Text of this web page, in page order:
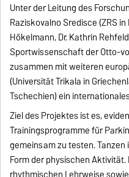
Unter der Leitung des
Raziskovalno Sredisce (ZRS
Hökelmann, Dr. Kathrin
Sportwissenschaft der Otto-
zusammen mit weiteren
(Universität Trikala in
Tschechien) ein
Ziel des Projektes ist es,
Trainingsprogramme für
gemeinsam zu testen.
Form der physischen